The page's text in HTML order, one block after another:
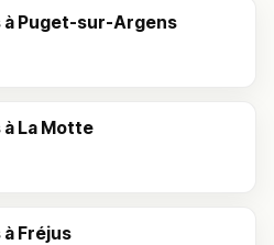
Puget-sur-Argens
La Motte
Fréjus